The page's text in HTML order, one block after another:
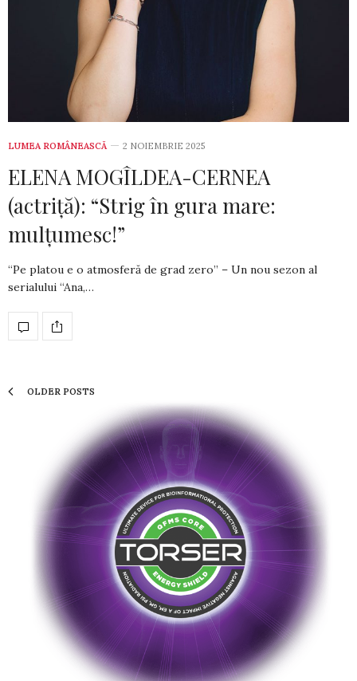
LUMEA ROMÂNEASCĂ 2 NOIEMBRIE 2025
ELENA MOGÎLDEA-CERNEA
(actriță): “Strig în gura mare:
mulțumesc!”
“Pe platou e o atmosferă de grad zero” – Un nou sezon al
serialului “Ana,…
OLDER POSTS